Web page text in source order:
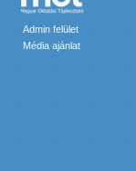
Admin felület
Média ajánlat